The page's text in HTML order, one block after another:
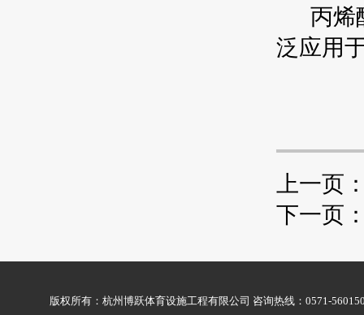
丙烯
泛应用
上一页
下一页
版权所有：杭州博跃体育设施工程有限公司 咨询热线：0571-